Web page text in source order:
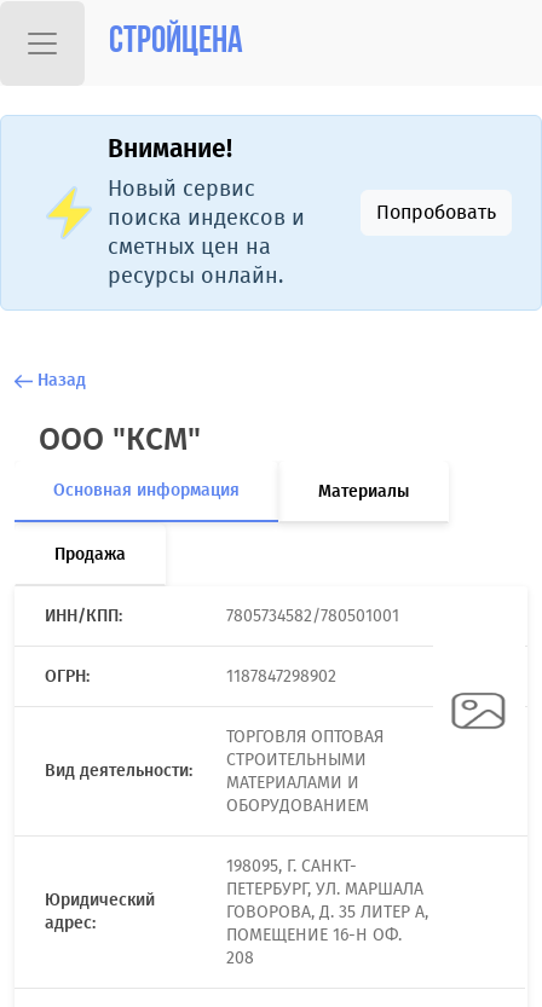
Стройцена
Внимание!
Новый сервис
поиска индексов и
сметных цен на
ресурсы онлайн.
Попробовать
Назад
ООО "КСМ"
Основная информация Материалы
Продажа
ИНН/КПП: 7805734582/780501001
ОГРН: 1187847298902
Вид деятельности:
ТОРГОВЛЯ ОПТОВАЯ
СТРОИТЕЛЬНЫМИ
МАТЕРИАЛАМИ И
ОБОРУДОВАНИЕМ
Юридический
адрес:
198095, Г. САНКТ-
ПЕТЕРБУРГ, УЛ. МАРШАЛА
ГОВОРОВА, Д. 35 ЛИТЕР А,
ПОМЕЩЕНИЕ 16-Н ОФ.
208